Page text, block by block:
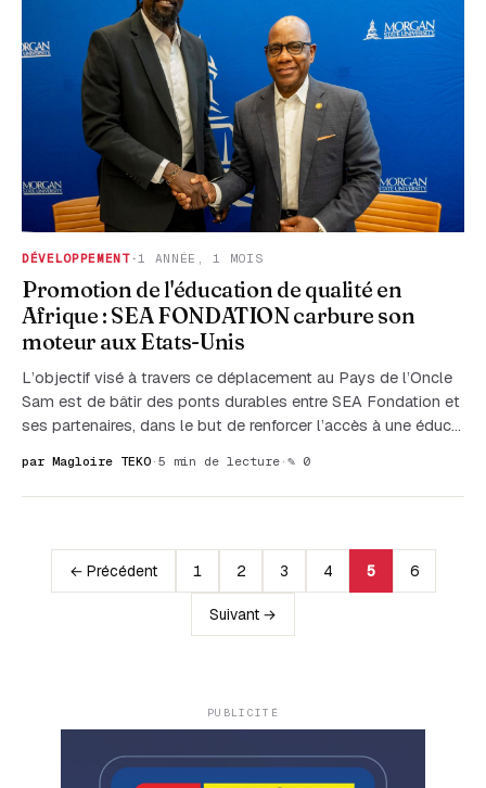
DÉVELOPPEMENT·1 ANNÉE, 1 MOIS
Promotion de l'éducation de qualité en
Afrique : SEA FONDATION carbure son
moteur aux Etats-Unis
L’objectif visé à travers ce déplacement au Pays de l’Oncle
Sam est de bâtir des ponts durables entre SEA Fondation et
ses partenaires, dans le but de renforcer l’accès à une éduc…
par Magloire TEKO · 5 min de lecture · ✎ 0
← Précédent 1 2 3 4 5 6
Suivant →
PUBLICITÉ